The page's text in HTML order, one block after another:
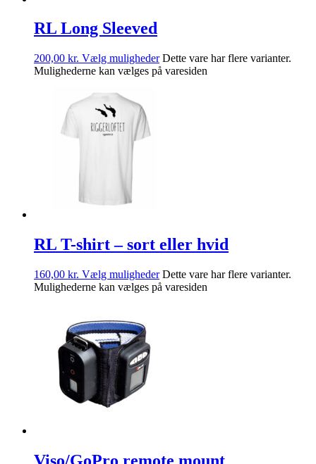
RL Long Sleeved
200,00 kr. Vælg muligheder Dette vare har flere varianter.
Mulighederne kan vælges på varesiden
RL T-shirt – sort eller hvid
160,00 kr. Vælg muligheder Dette vare har flere varianter.
Mulighederne kan vælges på varesiden